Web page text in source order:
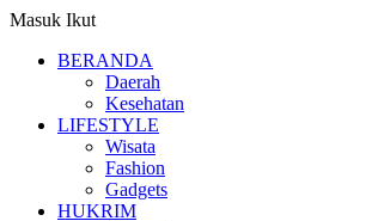
Masuk Ikut
BERANDA
Daerah
Kesehatan
LIFESTYLE
Wisata
Fashion
Gadgets
HUKRIM